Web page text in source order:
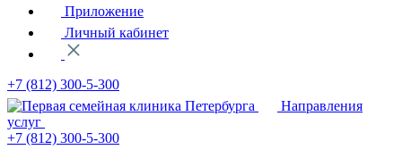
Приложение
Личный кабинет
+7 (812) 300-5-300
Направления
услуг
+7 (812) 300-5-300